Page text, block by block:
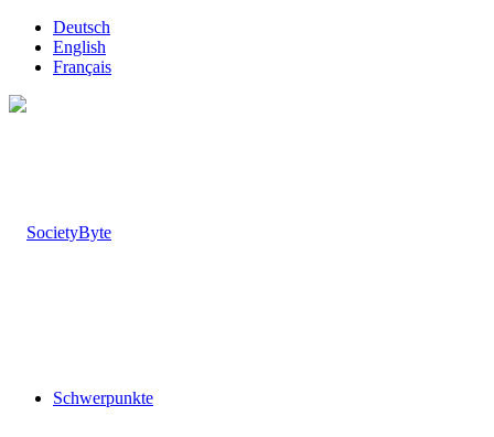
Deutsch
English
Français
Schwerpunkte